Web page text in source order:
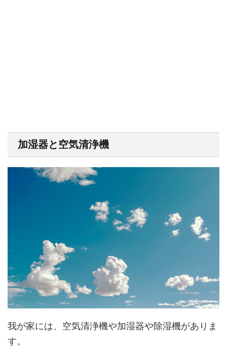
加湿器と空気清浄機
我が家には、空気清浄機や加湿器や除湿機がありま
す。